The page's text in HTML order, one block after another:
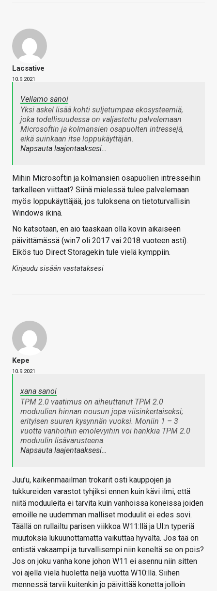
Lacsative
10.9.2021
Vellamo sanoi
Yksi askel lisää kohti suljetumpaa ekosysteemiä,
joka todellisuudessa on valjastettu palvelemaan
Microsoftin ja kolmansien osapuolten intressejä,
eikä suinkaan itse loppukäyttäjän.
Napsauta laajentaaksesi…
Mihin Microsoftin ja kolmansien osapuolien intresseihin
tarkalleen viittaat? Siinä mielessä tulee palvelemaan
myös loppukäyttäjää, jos tuloksena on tietoturvallisin
Windows ikinä.
No katsotaan, en aio taaskaan olla kovin aikaiseen
päivittämässä (win7 oli 2017 vai 2018 vuoteen asti).
Eikös tuo Direct Storagekin tule vielä kymppiin.
Kirjaudu sisään vastataksesi
Kepe
10.9.2021
xana sanoi
TPM 2.0 vaatimus on aiheuttanut TPM 2.0
moduulien hinnan nousun jopa viisinkertaiseksi;
erityisen suuren kysynnän vuoksi. Moniin 1 – 3
vuotta vanhoihin emolevyihin voi hankkia TPM 2.0
moduulin lisävarusteena.
Napsauta laajentaaksesi…
Juu’u, kaikenmaailman trokarit osti kauppojen ja
tukkureiden varastot tyhjiksi ennen kuin kävi ilmi, että
niitä moduuleita ei tarvita kuin vanhoissa koneissa joiden
emoille ne uudemman malliset moduulit ei edes sovi.
Täällä on rullailtu parisen viikkoa W11:llä ja UI:n typeriä
muutoksia lukuunottamatta vaikuttaa hyvältä. Jos tää on
entistä vakaampi ja turvallisempi niin keneltä se on pois?
Jos on joku vanha kone johon W11 ei asennu niin sitten
voi ajella vielä huoletta neljä vuotta W10:llä. Siihen
mennessä tarvii kuitenkin jo päivittää konetta jolloin